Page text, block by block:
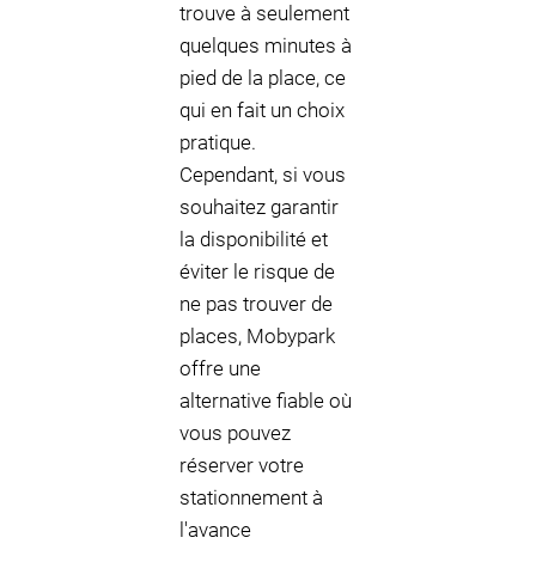
trouve à seulement
quelques minutes à
pied de la place, ce
qui en fait un choix
pratique.
Cependant, si vous
souhaitez garantir
la disponibilité et
éviter le risque de
ne pas trouver de
places, Mobypark
offre une
alternative fiable où
vous pouvez
réserver votre
stationnement à
l'avance